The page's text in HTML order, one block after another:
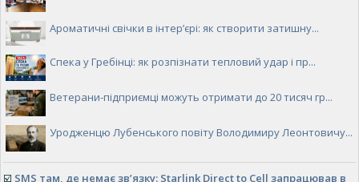
Ароматичні свічки в інтер’єрі: як створити затишну...
Спека у Гребінці: як розпізнати тепловий удар і пр...
Ветерани-підприємці можуть отримати до 20 тисяч гр...
Уродженцю Лубенського повіту Володимиру Леонтовичу...
☑️ SMS там, де немає зв’язку: Starlink Direct to Cell запрацював в